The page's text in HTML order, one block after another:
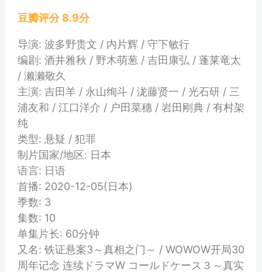
豆瓣评分 8.9分
导演: 波多野贵文 / 内片辉 / 守下敏行
编剧: 酒井雅秋 / 野木萌葱 / 吉田康弘 / 蓬莱竜太
/ 濑濑敬久
主演: 吉田羊 / 永山绚斗 / 泷藤贤一 / 光石研 / 三
浦友和 / 江口洋介 / 户田菜穗 / 岩田刚典 / 有村架
纯
类型: 悬疑 / 犯罪
制片国家/地区: 日本
语言: 日语
首播: 2020-12-05(日本)
季数: 3
集数: 10
单集片长: 60分钟
又名: 铁证悬案3～真相之门～ / WOWOW开局30
周年记念 连续ドラマW コールドケース３～真实